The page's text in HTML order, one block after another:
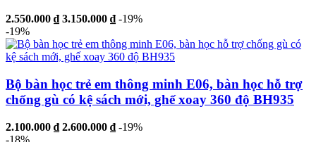
2.550.000 ₫ 3.150.000 ₫ -19%
-19%
Bộ bàn học trẻ em thông minh E06, bàn học hỗ trợ
chống gù có kệ sách mới, ghế xoay 360 độ BH935
2.100.000 ₫ 2.600.000 ₫ -19%
-18%